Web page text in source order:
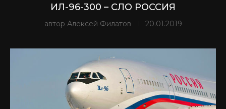
ИЛ-96-300 – СЛО РОССИЯ
автор Алексей Филатов 20.01.2019